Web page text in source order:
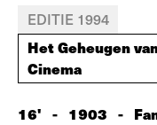
EDITIE 1994
Het Geheugen
Cinema
16' - 1903 -